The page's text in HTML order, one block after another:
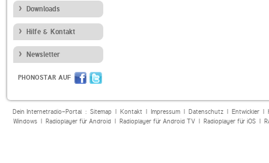
Downloads
Hilfe & Kontakt
Newsletter
PHONOSTAR AUF
Dein Internetradio-Portal : Sitemap| Kontakt| Impressum| Datenschutz| Entwickler|
Windows| Radioplayer für Android| Radioplayer für Android TV| Radioplayer für iOS|